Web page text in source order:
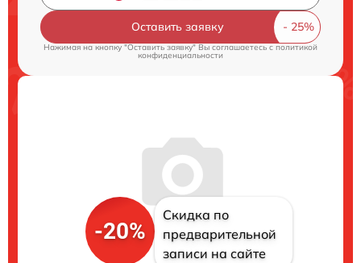
Оставить заявку
Нажимая на кнопку "Оставить заявку" Вы соглашаетесь c политикой
конфиденциальности
-20%
Скидка по
предварительной
записи на сайте